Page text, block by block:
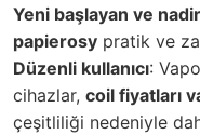
Yeni başlayan ve
papierosy pratik ve
Düzenli kullanıcı:
cihazlar, coil fiyatları
çeşitliliği nedeniyle